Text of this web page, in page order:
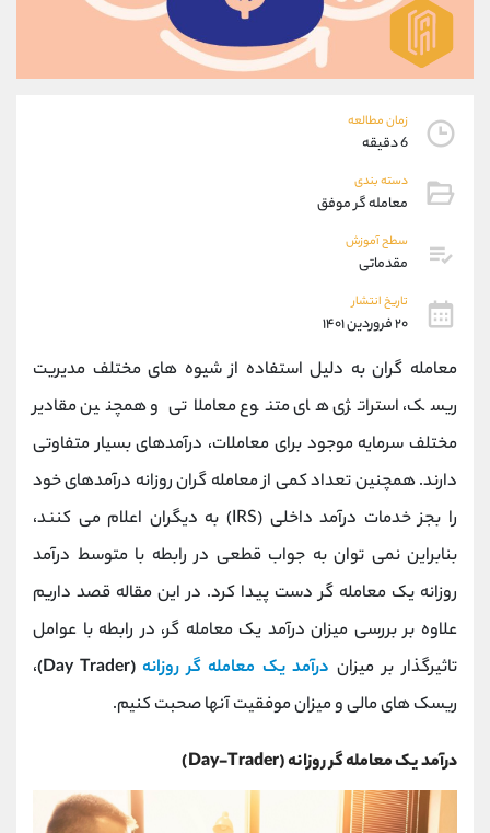
زمان مطالعه
6 دقیقه
دسته بندی
معامله گر موفق
سطح آموزش
مقدماتی
تاریخ انتشار
۲۰ فروردین ۱۴۰۱
معامله گران به دلیل استفاده از شیوه های مختلف مدیریت
ریسک، استراتژی های متنوع معاملاتی و همچنین مقادیر
مختلف سرمایه موجود برای معاملات، درآمدهای بسیار متفاوتی
دارند. همچنین تعداد کمی از معامله گران روزانه درآمدهای خود
را بجز خدمات درآمد داخلی (IRS) به دیگران اعلام می کنند،
بنابراین نمی توان به جواب قطعی در رابطه با متوسط درآمد
روزانه یک معامله گر دست پیدا کرد. در این مقاله قصد داریم
علاوه بر بررسی میزان درآمد یک معامله گر، در رابطه با عوامل
تاثیرگذار بر میزان درآمد یک معامله گر روزانه(Day Trader)
،
ریسک های مالی و میزان موفقیت آنها صحبت کنیم.
درآمد یک معامله گر روزانه (Day-Trader)
09927779040
واتساپ
تلگرام @Armteam_admin_por
پشتیبان فروش
موبایل
واتساپ
داخلی
اطلاعات تماس (دفتر فروش)
تلفن 021-22021030
بدون پیش شماره 90001030
اینستاگرام @alireza.mehrabii
کانال تلگرام @alirezamehrabi_com